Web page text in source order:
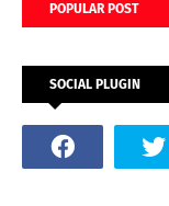
POPULAR POST
SOCIAL PLUGIN